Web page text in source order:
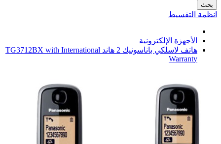
بحث
انظمة التقسيط
الأجهزة الإلكترونية
هاتف لاسلكي باناسونيك 2 هاند TG3712BX with International
Warranty